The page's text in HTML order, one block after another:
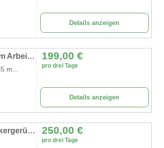
Details anzeigen
Handwerkergerüst 9,25 m Fahrgerüst Plattform 1,80 x 0,60 m Arbeitshöhe 9,25 m Rollgerüst Malergerüst
m...
199,00 €
pro drei Tage
Details anzeigen
Alugerüst 12m Universal-Fahrgerüst Malergerüst Handwerkergerüst Standard-Ausführung Rollgerüst 250,00 €
pro drei Tage